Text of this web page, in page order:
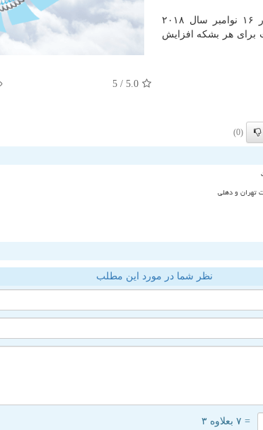
خام سنگین ایران همین طور در ۱۶ نوامبر سال ۲۰۱۸
مشابه پارینه ۵ دلار و ۲۰ سنت برای هر بشكه افزایش
5.0
/ 5
(0)
تهران و دهلی
نظر شما در مورد این مطلب
= ۷ بعلاوه ۳